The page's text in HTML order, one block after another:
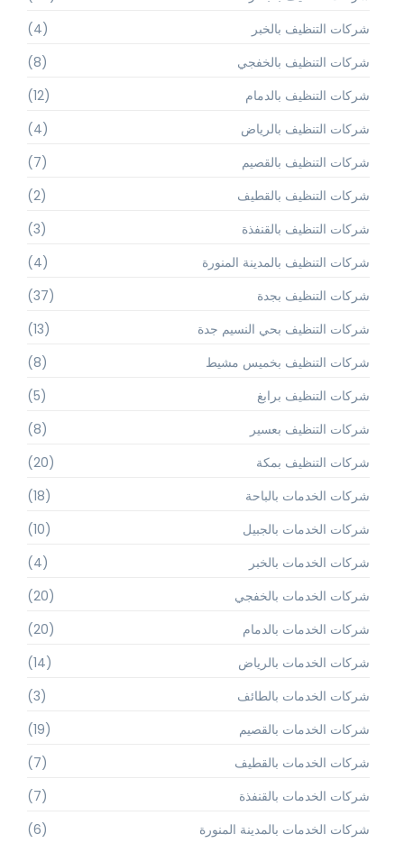
شركات التنظيف بالخبر
(4)
شركات التنظيف بالخفجي
(8)
شركات التنظيف بالدمام
(12)
شركات التنظيف بالرياض
(4)
شركات التنظيف بالقصيم
(7)
شركات التنظيف بالقطيف
(2)
شركات التنظيف بالقنفذة
(3)
شركات التنظيف بالمدينة المنورة
(4)
شركات التنظيف بجدة
(37)
شركات التنظيف بحي النسيم جدة
(13)
شركات التنظيف بخميس مشيط
(8)
شركات التنظيف برابغ
(5)
شركات التنظيف بعسير
(8)
شركات التنظيف بمكة
(20)
شركات الخدمات بالباحة
(18)
شركات الخدمات بالجبيل
(10)
شركات الخدمات بالخبر
(4)
شركات الخدمات بالخفجي
(20)
شركات الخدمات بالدمام
(20)
شركات الخدمات بالرياض
(14)
شركات الخدمات بالطائف
(3)
شركات الخدمات بالقصيم
(19)
شركات الخدمات بالقطيف
(7)
شركات الخدمات بالقنفذة
(7)
شركات الخدمات بالمدينة المنورة
(6)